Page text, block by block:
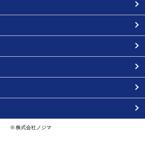
© 株式会社ノジマ